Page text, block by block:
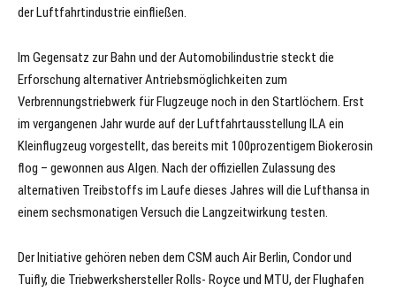
der Luftfahrtindustrie einfließen.
Im Gegensatz zur Bahn und der Automobilindustrie steckt die
Erforschung alternativer Antriebsmöglichkeiten zum
Verbrennungstriebwerk für Flugzeuge noch in den Startlöchern. Erst
im vergangenen Jahr wurde auf der Luftfahrtausstellung ILA ein
Kleinflugzeug vorgestellt, das bereits mit 100prozentigem Biokerosin
flog – gewonnen aus Algen. Nach der offiziellen Zulassung des
alternativen Treibstoffs im Laufe dieses Jahres will die Lufthansa in
einem sechsmonatigen Versuch die Langzeitwirkung testen.
Der Initiative gehören neben dem CSM auch Air Berlin, Condor und
Tuifly, die Triebwerkshersteller Rolls- Royce und MTU, der Flughafen